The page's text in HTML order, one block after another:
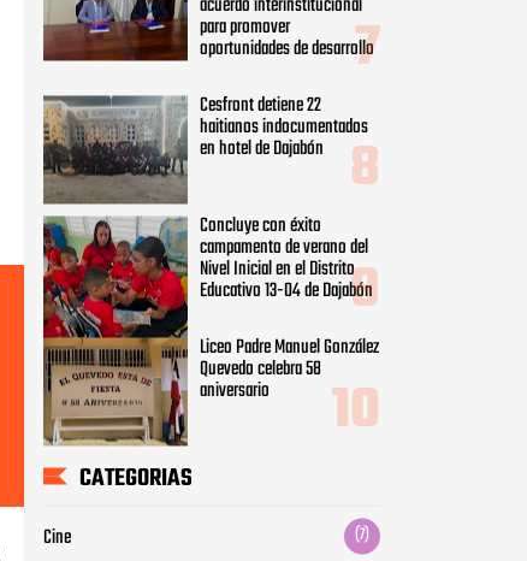
acuerdo interinstitucional
para promover
oportunidades de desarrollo
Cesfront detiene 22
haitianos indocumentados
en hotel de Dajabón
Concluye con éxito
campamento de verano del
Nivel Inicial en el Distrito
Educativo 13-04 de Dajabón
Liceo Padre Manuel González
Quevedo celebra 58
aniversario
CATEGORIAS
Cine (7)